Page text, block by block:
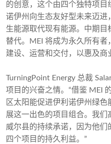
的创意，这个由四个独特项目
诺伊州向生态友好型未来迈进
生能源取代现有能源。中期目
替代。MEI 将成为永久所有
建设、运营和交付，以惠及商
TurningPoint Energy 总裁
项目的兴奋之情。“借鉴 MEI
区太阳能促进伊利诺伊州绿
展这一出色的项目组合。我
威尔县的持续承诺，因为他
四个项目的持久利益。”